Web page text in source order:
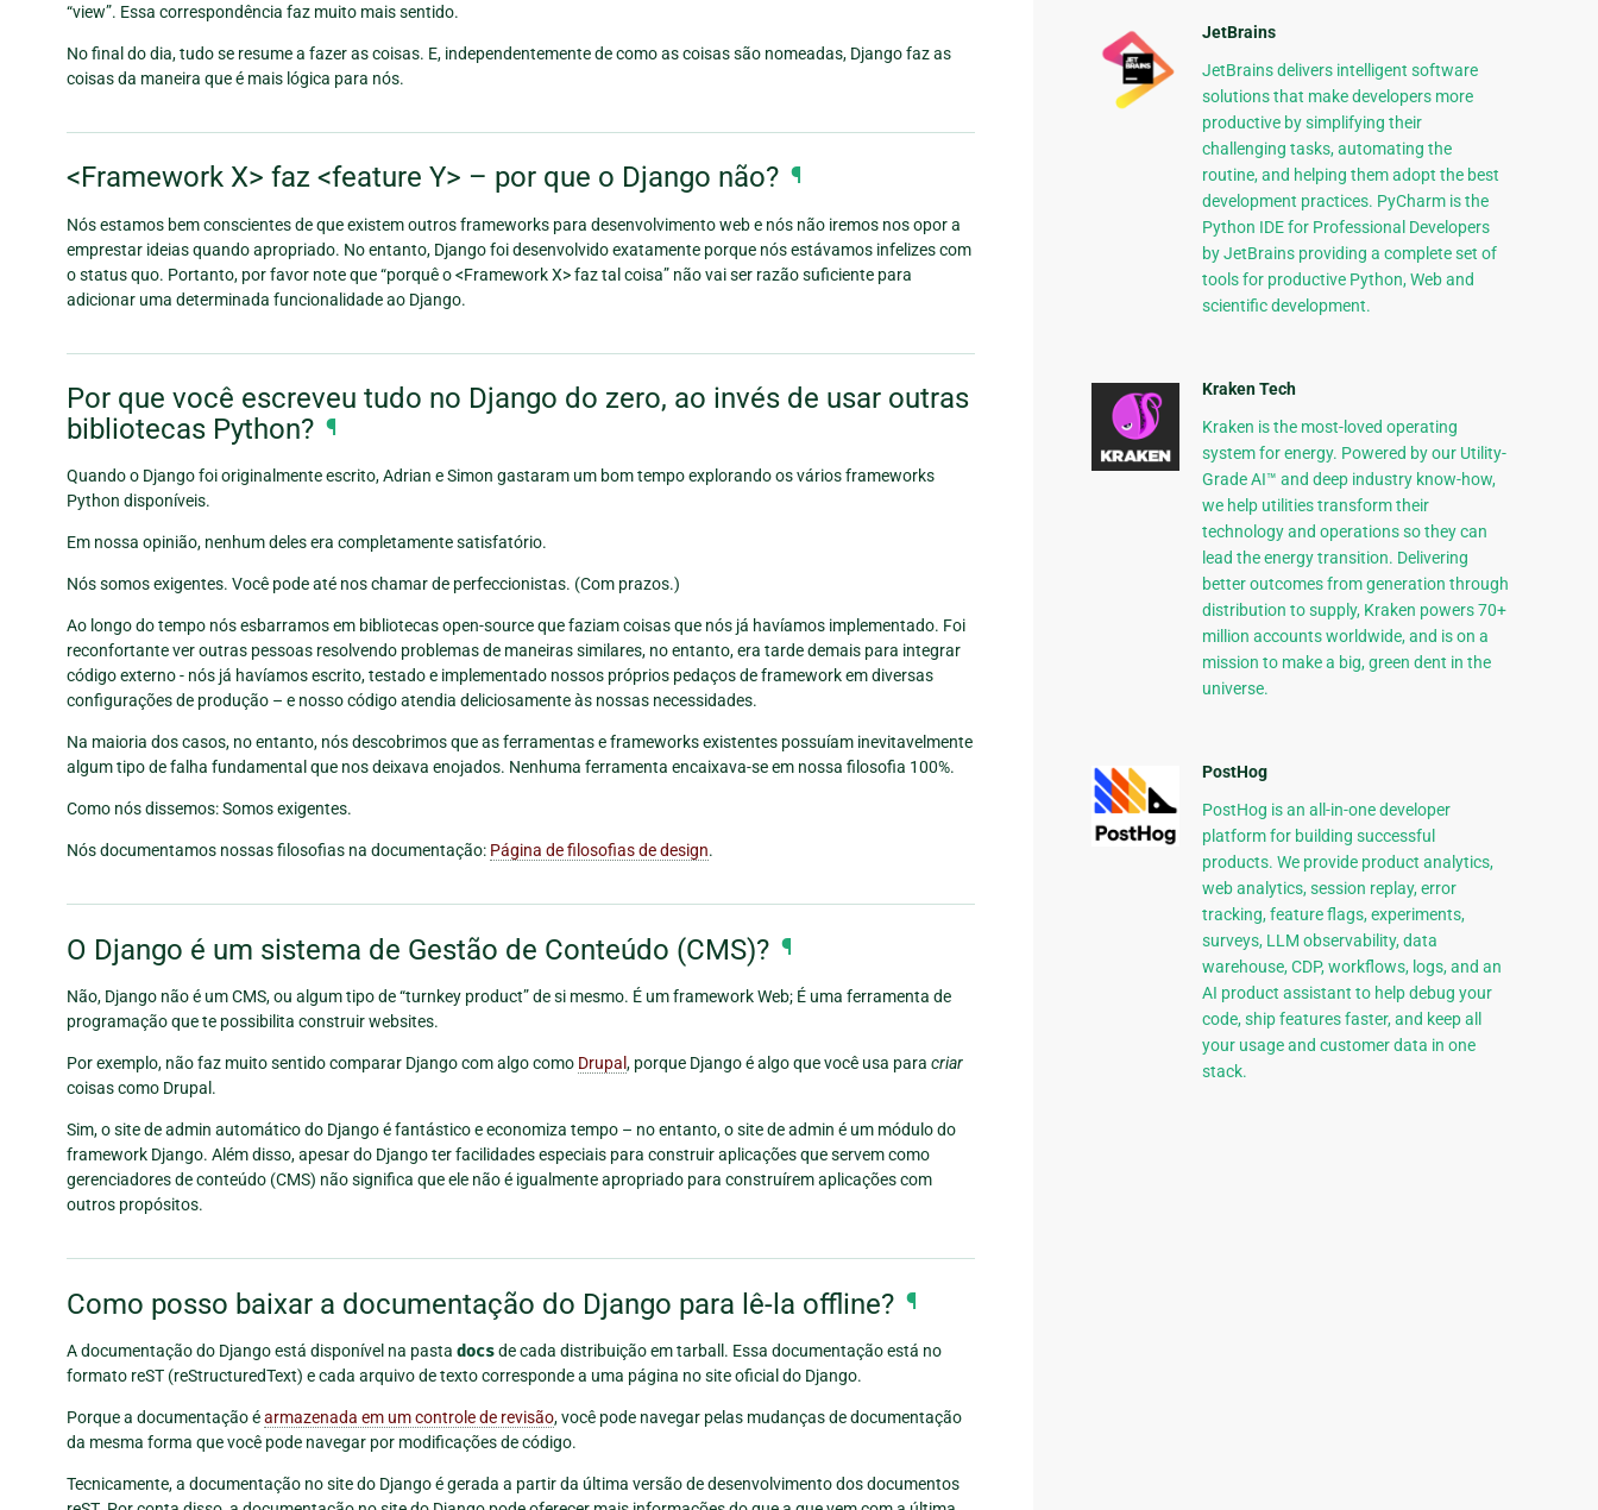
“view”. Essa correspondência faz muito mais sentido.
No final do dia, tudo se resume a fazer as coisas. E, independentemente de como as coisas são nomeadas, Django faz as
coisas da maneira que é mais lógica para nós.
<Framework X> faz <feature Y> – por que o Django não? ¶
Nós estamos bem conscientes de que existem outros frameworks para desenvolvimento web e nós não iremos nos opor a
emprestar ideias quando apropriado. No entanto, Django foi desenvolvido exatamente porque nós estávamos infelizes com
o status quo. Portanto, por favor note que “porquê o <Framework X> faz tal coisa” não vai ser razão suficiente para
adicionar uma determinada funcionalidade ao Django.
Por que você escreveu tudo no Django do zero, ao invés de usar outras
bibliotecas Python? ¶
Quando o Django foi originalmente escrito, Adrian e Simon gastaram um bom tempo explorando os vários frameworks
Python disponíveis.
Em nossa opinião, nenhum deles era completamente satisfatório.
Nós somos exigentes. Você pode até nos chamar de perfeccionistas. (Com prazos.)
Ao longo do tempo nós esbarramos em bibliotecas open-source que faziam coisas que nós já havíamos implementado. Foi
reconfortante ver outras pessoas resolvendo problemas de maneiras similares, no entanto, era tarde demais para integrar
código externo - nós já havíamos escrito, testado e implementado nossos próprios pedaços de framework em diversas
configurações de produção – e nosso código atendia deliciosamente às nossas necessidades.
Na maioria dos casos, no entanto, nós descobrimos que as ferramentas e frameworks existentes possuíam inevitavelmente
algum tipo de falha fundamental que nos deixava enojados. Nenhuma ferramenta encaixava-se em nossa filosofia 100%.
Como nós dissemos: Somos exigentes.
Nós documentamos nossas filosofias na documentação: Página de filosofias de design.
O Django é um sistema de Gestão de Conteúdo (CMS)? ¶
Não, Django não é um CMS, ou algum tipo de “turnkey product” de si mesmo. É um framework Web; É uma ferramenta de
programação que te possibilita construir websites.
Por exemplo, não faz muito sentido comparar Django com algo como Drupal , porque Django é algo que você usa para criar
coisas como Drupal.
Sim, o site de admin automático do Django é fantástico e economiza tempo – no entanto, o site de admin é um módulo do
framework Django. Além disso, apesar do Django ter facilidades especiais para construir aplicações que servem como
gerenciadores de conteúdo (CMS) não significa que ele não é igualmente apropriado para construírem aplicações com
outros propósitos.
Como posso baixar a documentação do Django para lê-la offline? ¶
A documentação do Django está disponível na pasta docsde cada distribuição em tarball. Essa documentação está no
formato reST (reStructuredText) e cada arquivo de texto corresponde a uma página no site oficial do Django.
Porque a documentação éarmazenada em um controle de revisão, você pode navegar pelas mudanças de documentação
da mesma forma que você pode navegar por modificações de código.
Tecnicamente, a documentação no site do Django é gerada a partir da última versão de desenvolvimento dos documentos
JetBrains
JetBrains delivers intelligent software
solutions that make developers more
productive by simplifying their
challenging tasks, automating the
routine, and helping them adopt the best
development practices. PyCharm is the
Python IDE for Professional Developers
by JetBrains providing a complete set of
tools for productive Python, Web and
scientific development.
Kraken Tech
Kraken is the most-loved operating
system for energy. Powered by our Utility-
Grade AI™ and deep industry know-how,
we help utilities transform their
technology and operations so they can
lead the energy transition. Delivering
better outcomes from generation through
distribution to supply, Kraken powers 70+
million accounts worldwide, and is on a
mission to make a big, green dent in the
universe.
PostHog
PostHog is an all-in-one developer
platform for building successful
products. We provide product analytics,
web analytics, session replay, error
tracking, feature flags, experiments,
surveys, LLM observability, data
warehouse, CDP, workflows, logs, and an
AI product assistant to help debug your
code, ship features faster, and keep all
your usage and customer data in one
stack.